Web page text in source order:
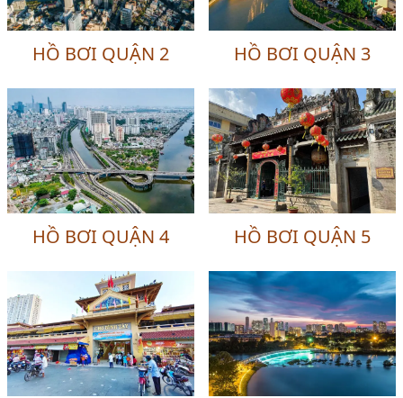
HỒ BƠI QUẬN 2 HỒ BƠI QUẬN 3
HỒ BƠI QUẬN 4 HỒ BƠI QUẬN 5